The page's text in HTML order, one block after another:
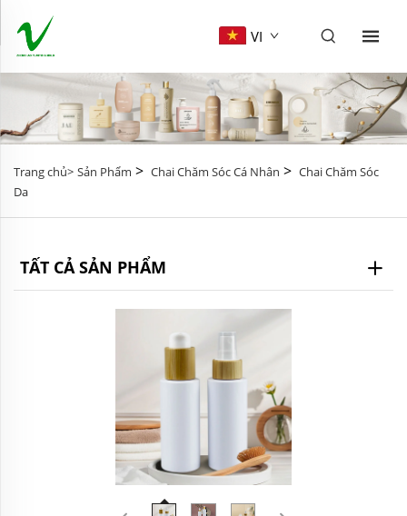
VI
Trang chủ> Sản Phẩm > Chai Chăm Sóc Cá Nhân > Chai Chăm Sóc
Da
TẤT CẢ SẢN PHẨM